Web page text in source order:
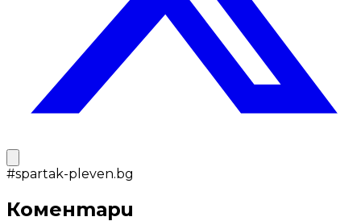
#spartak-pleven.bg
Коментари